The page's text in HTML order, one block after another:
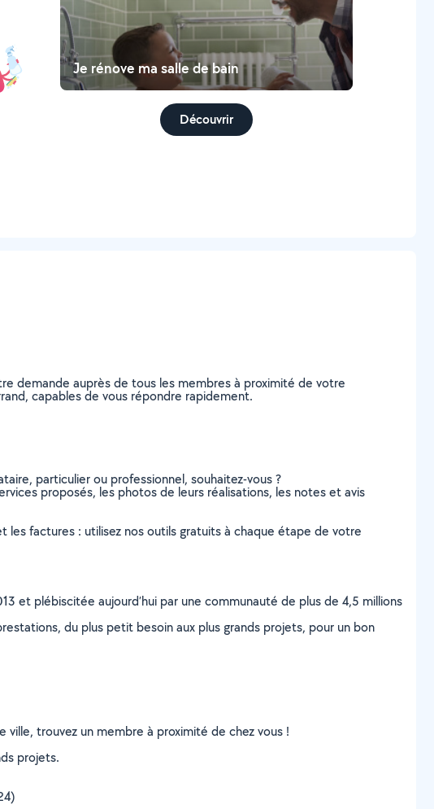
Je rénove ma salle de bain
Découvrir
demande auprès de tous les membres à proximité de votre
capables de vous répondre rapidement.
particulier ou professionnel, souhaitez-vous ?
proposés, les photos de leurs réalisations, les notes et avis
les factures : utilisez nos outils gratuits à chaque étape de votre
et plébiscitée aujourd’hui par une communauté de plus de 4,5 millions
du plus petit besoin aux plus grands projets, pour un bon
trouvez un membre à proximité de chez vous !
projets.